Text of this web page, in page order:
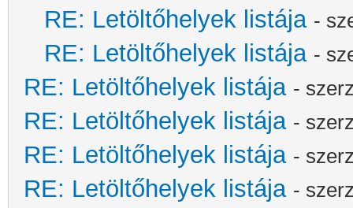
RE: Letöltőhelyek listája -
RE: Letöltőhelyek listája -
RE: Letöltőhelyek listája -
RE: Letöltőhelyek listája -
RE: Letöltőhelyek listája -
RE: Letöltőhelyek listája -